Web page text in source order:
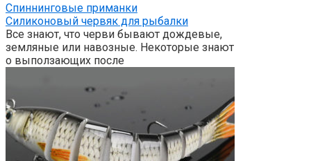
Спиннинговые приманки
Силиконовый червяк для рыбалки
Все знают, что черви бывают дождевые,
земляные или навозные. Некоторые знают
о выползающих после